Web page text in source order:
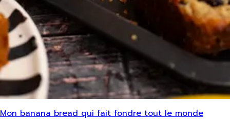
Mon banana bread qui fait fondre tout le monde